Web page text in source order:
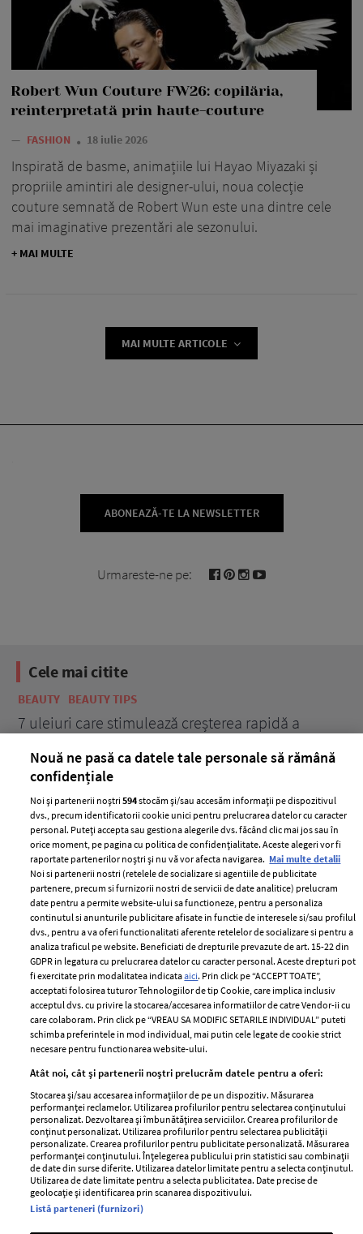
Robert Wun Couture FW26: copilăria,
reinterpretată prin haute-couture
— FASHION 18 iulie 2026
Inspirată de basme, animațiile lui Hayao Miyazaki și
propriile amintiri ale designer-ului, noua colecție
couture semnată de Robert Wun este una dintre cele
mai imaginative prezentări ale sezonului.
+ MAI MULTE
MAI MULTE ARTICOLE
ABONEAZĂ-TE LA NEWSLETTER
Urmareste-ne pe:
Cele mai citite
BEAUTY BEAUTY TIPS
7 uleiuri care stimulează creșterea rapidă a
ELLE Style Awards
2024
Despre ELLE
Romania
Contact
Abonamente
Termeni si conditii
Politica de
confidențialitate
Politica de cookies
Publicitate
GSP
Unica
Baby
Retete
femei
Viva
Avantaje
Retete practice
Pariază responsabil! Decizia ONJN nr. 821/25.09.2025.
Jocurile de noroc sunt interzise minorilor.
Nouă ne pasă ca datele tale personale să rămână
confidențiale
Noi și partenerii noștri594stocăm și/sau accesăm informații pe dispozitivul
dvs., precum identificatorii cookie unici pentru prelucrarea datelor cu caracter
personal. Puteți accepta sau gestiona alegerile dvs. făcând clic mai jos sau în
orice moment, pe pagina cu politica de confidențialitate. Aceste alegeri vor fi
raportate partenerilor noștri și nu vă vor afecta navigarea. Mai multe detalii
Noi si partenerii nostri (retelele de socializare si agentiile de publicitate
partenere, precum si furnizorii nostri de servicii de date analitice) prelucram
date pentru a permite website-ului sa functioneze, pentru a personaliza
continutul si anunturile publicitare afisate in functie de interesele si/sau profilul
dvs., pentru a va oferi functionalitati aferente retelelor de socializare si pentru a
analiza traficul pe website. Beneficiati de drepturile prevazute de art. 15-22 din
GDPR in legatura cu prelucrarea datelor cu caracter personal. Aceste drepturi pot
fi exercitate prin modalitatea indicataaici. Prin click pe “ACCEPT TOATE”,
acceptati folosirea tuturor Tehnologiilor de tip Cookie, care implica inclusiv
acceptul dvs. cu privire la stocarea/accesarea informatiilor de catre Vendor-ii cu
care colaboram. Prin click pe “VREAU SA MODIFIC SETARILE INDIVIDUAL” puteti
schimba preferintele in mod individual, mai putin cele legate de cookie strict
necesare pentru functionarea website-ului.
Atât noi, cât și partenerii noștri prelucrăm datele pentru a oferi:
Stocarea și/sau accesarea informațiilor de pe un dispozitiv. Măsurarea
performanței reclamelor. Utilizarea profilurilor pentru selectarea conținutului
personalizat. Dezvoltarea și îmbunătățirea serviciilor. Crearea profilurilor de
conținut personalizat. Utilizarea profilurilor pentru selectarea publicității
personalizate. Crearea profilurilor pentru publicitate personalizată. Măsurarea
performanței conținutului. Înțelegerea publicului prin statistici sau combinații
de date din surse diferite. Utilizarea datelor limitate pentru a selecta conținutul.
Utilizarea de date limitate pentru a selecta publicitatea. Date precise de
geolocație și identificarea prin scanarea dispozitivului.
Listă parteneri (furnizori)